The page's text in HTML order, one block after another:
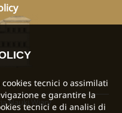
Nauki Wiary
tecnici o assimilati
e garantire la
tecnici e di analisi di